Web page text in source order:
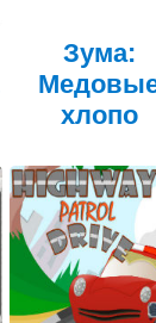
Зума:
хлопо